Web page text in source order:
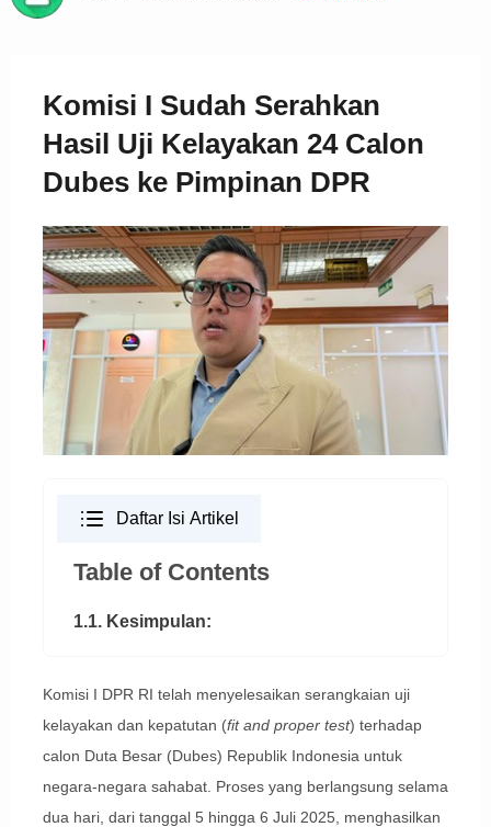
Komisi I Sudah Serahkan
Hasil Uji Kelayakan 24 Calon
Dubes ke Pimpinan DPR
Daftar Isi Artikel
Table of Contents
1.1. Kesimpulan:
Komisi I DPR RI telah menyelesaikan serangkaian uji
kelayakan dan kepatutan (fit and proper test) terhadap
calon Duta Besar (Dubes) Republik Indonesia untuk
negara-negara sahabat. Proses yang berlangsung selama
dua hari, dari tanggal 5 hingga 6 Juli 2025, menghasilkan